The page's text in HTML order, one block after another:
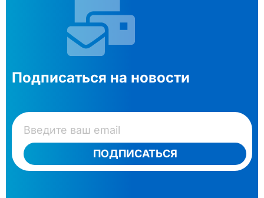
Подписаться на новости
ПОДПИСАТЬСЯ